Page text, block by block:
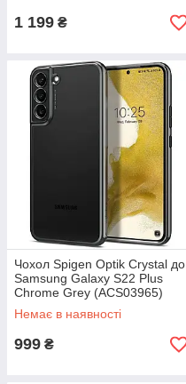
1 199 ₴
Чохол Spigen Optik Crystal до
Samsung Galaxy S22 Plus
Chrome Grey (ACS03965)
Немає в наявності
999 ₴